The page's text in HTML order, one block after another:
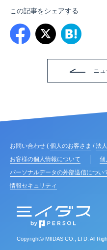
この記事をシェアする
ニ
Copyright© MIIDAS CO., LTD. All
お問い合わせ ( 個人のお客さま / 法
お客様の個人情報について
個
パーソナルデータの外部送信につい
情報セキュリティ